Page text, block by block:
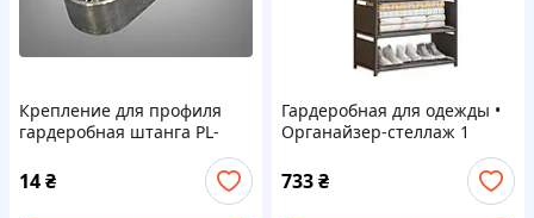
Крепление для профиля
гардеробная штанга PL-
14₴
Гардеробная для одежды •
Органайзер-стеллаж 1
733₴